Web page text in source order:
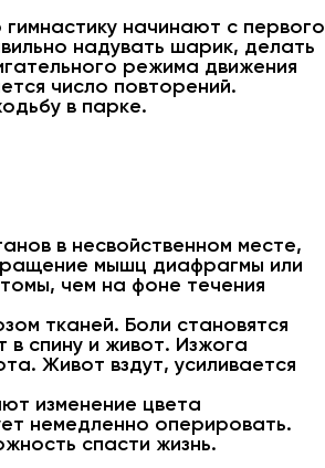
начинают с первого
надувать шарик, делать
режима движения
число повторений.
в парке.
в несвойственном месте,
мышц диафрагмы или
чем на фоне течения
тканей. Боли становятся
спину и живот. Изжога
Живот вздут, усиливается
изменение цвета
немедленно оперировать.
спасти жизнь.